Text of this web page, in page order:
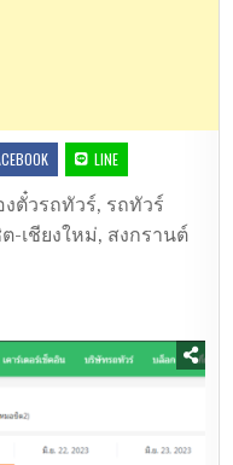
LINE
งตั๋วรถทัวร์, รถทัวร์
-เชียงใหม่, สงกรานต์